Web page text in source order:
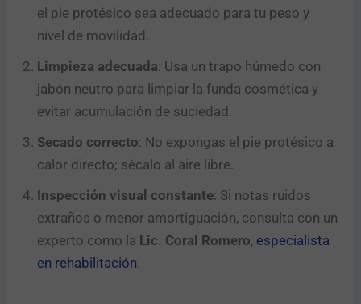
el pie protésico sea adecuado para tu peso y
nivel de movilidad.
Limpieza adecuada: Usa un trapo húmedo con
jabón neutro para limpiar la funda cosmética y
evitar acumulación de suciedad.
Secado correcto: No expongas el pie protésico a
calor directo; sécalo al aire libre.
Inspección visual constante: Si notas ruidos
extraños o menor amortiguación, consulta con un
experto como la Lic. Coral Romero, especialista
en rehabilitación.